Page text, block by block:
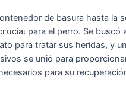
de basura hasta la
para el perro. Se buscó
para tratar sus heridas, y
se unió para
para su